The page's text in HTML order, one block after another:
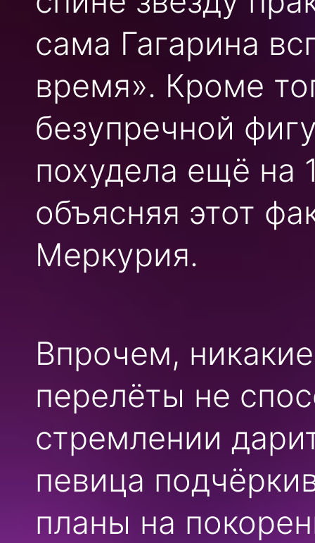
сама Гагарина
время». Кроме
безупречной
похудела ещё на
объясняя этот
Меркурия.
Впрочем,
перелёты не
стремлении
певица
планы на